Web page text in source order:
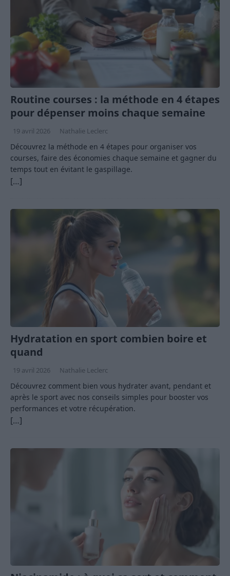
Routine courses : la méthode en 4 étapes
pour dépenser moins chaque semaine
19 avril 2026 Nathalie Leclerc
Découvrez la méthode en 4 étapes pour organiser vos
courses, faire des économies chaque semaine et gagner du
temps tout en évitant le gaspillage.
[…]
Hydratation en sport combien boire et
quand
19 avril 2026 Nathalie Leclerc
Découvrez comment bien vous hydrater avant, pendant et
après le sport avec nos conseils simples pour booster vos
performances et votre récupération.
[…]